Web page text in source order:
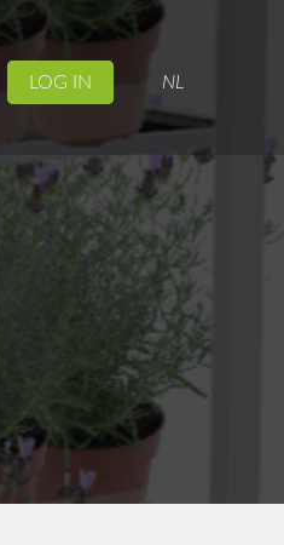
LOG IN NL